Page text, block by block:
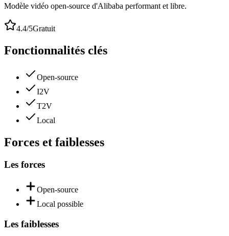
Modèle vidéo open-source d'Alibaba performant et libre.
4.4/5Gratuit
Fonctionnalités clés
Open-source
I2V
T2V
Local
Forces et faiblesses
Les forces
Open-source
Local possible
Les faiblesses